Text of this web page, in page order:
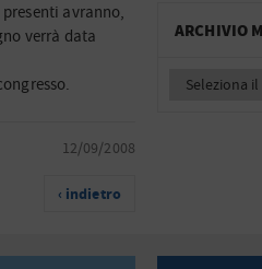
avranno,
verrà data
12/09/2008
‹ indietro
ARCHIVIO